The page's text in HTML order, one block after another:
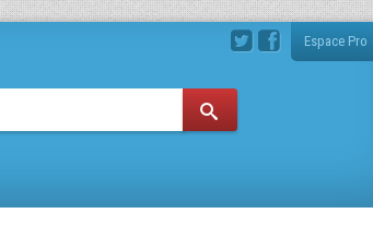
Espace Pro